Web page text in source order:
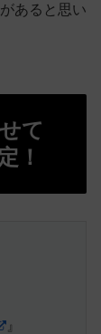
あると思い
て
！
』